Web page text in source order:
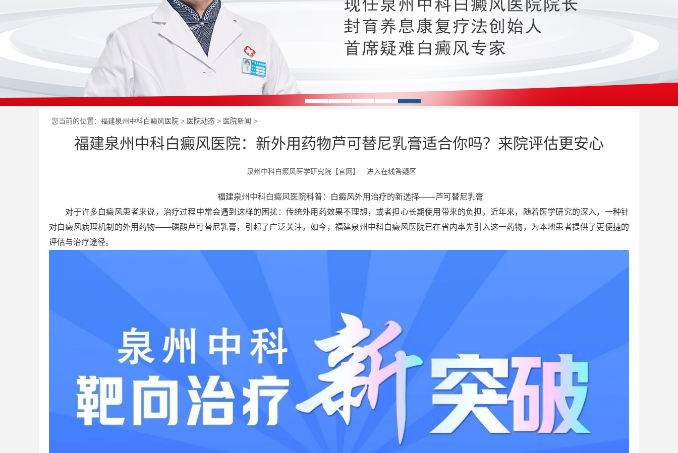
您当前的位置： 福建泉州中科白癜风医院 > 医院动态 > 医院新闻 >
福建泉州中科白癜风医院：新外用药物芦可替尼乳膏适合你吗？来院评估更安心
泉州中科白癜风医学研究院【官网】 进入在线答疑区
福建泉州中科白癜风医院科普：白癜风外用治疗的新选择——芦可替尼乳膏
对于许多白癜风患者来说，治疗过程中常会遇到这样的困扰：传统外用药效果不理想，或者担心长期使用带来的负担。近年来，随着医学研究的深入，一种针
对白癜风病理机制的外用药物——磷酸芦可替尼乳膏，引起了广泛关注。如今，福建泉州中科白癜风医院已在省内率先引入这一药物，为本地患者提供了更便捷的
评估与治疗途径。